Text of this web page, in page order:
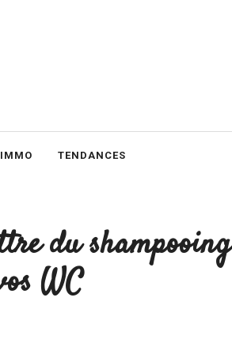
IMMO TENDANCES
du shampooing
WC